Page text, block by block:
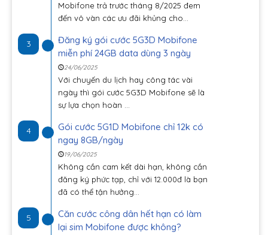
Mobifone trả trước tháng 8/2025 đem
đến vô vàn các ưu đãi khủng cho...
3
Đăng ký gói cước 5G3D Mobifone
miễn phí 24GB data dùng 3 ngày
24/06/2025
Với chuyến du lịch hay công tác vài
ngày thì gói cước 5G3D Mobifone sẽ là
sự lựa chọn hoàn ...
4
Gói cước 5G1D Mobifone chỉ 12k có
ngay 8GB/ngày
19/06/2025
Không cần cam kết dài hạn, không cần
đăng ký phức tạp, chỉ với 12.000đ là bạn
đã có thể tận hưởng...
5
Căn cước công dân hết hạn có làm
lại sim Mobifone được không?